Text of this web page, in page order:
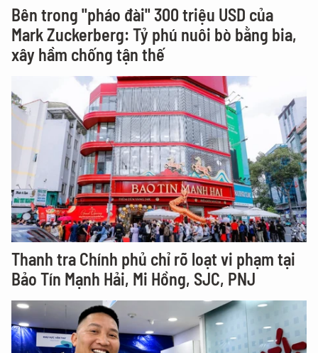
Bên trong "pháo đài" 300 triệu USD của
Mark Zuckerberg: Tỷ phú nuôi bò bằng bia,
xây hầm chống tận thế
Thanh tra Chính phủ chỉ rõ loạt vi phạm tại
Bảo Tín Mạnh Hải, Mi Hồng, SJC, PNJ